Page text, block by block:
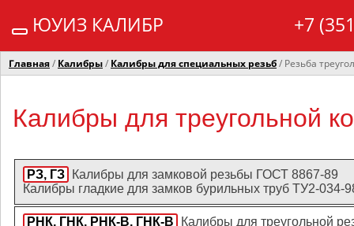
ЮУИЗ КАЛИБР +7
Главная / Калибры / Калибры для специальных резьб / Резьба
Калибры для треугольной
РЗ, ГЗ
Калибры для замковой резьбы ГОСТ 8867-89
Калибры гладкие для замков бурильных труб ТУ2-034-
РНК, ГНК, РНК-В, ГНК-В
Калибры для треугольной